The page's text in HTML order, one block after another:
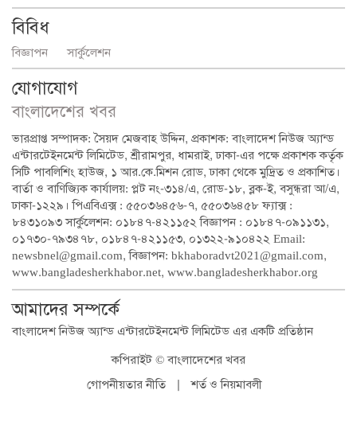
বিবিধ
বিজ্ঞাপন সার্কুলেশন
যোগাযোগ
বাংলাদেশের খবর
ভারপ্রাপ্ত সম্পাদক: সৈয়দ মেজবাহ উদ্দিন, প্রকাশক: বাংলাদেশ নিউজ অ্যান্ড
এন্টারটেইনমেন্ট লিমিটেড, শ্রীরামপুর, ধামরাই, ঢাকা-এর পক্ষে প্রকাশক কর্তৃক
সিটি পাবলিশিং হাউজ, ১ আর.কে.মিশন রোড, ঢাকা থেকে মুদ্রিত ও প্রকাশিত।
বার্তা ও বাণিজ্যিক কার্যালয়: প্লট নং-৩১৪/এ, রোড-১৮, ব্লক-ই, বসুন্ধরা আ/এ,
ঢাকা-১২২৯। পিএবিএক্স : ৫৫০৩৬৪৫৬-৭, ৫৫০৩৬৪৫৮ ফ্যাক্স :
৮৪৩১০৯৩ সার্কুলেশন: ০১৮৪৭-৪২১১৫২ বিজ্ঞাপন : ০১৮৪৭-০৯১১৩১,
০১৭৩০-৭৯৩৪৭৮, ০১৮৪৭-৪২১১৫৩, ০১৩২২-৯১০৪২২ Email:
newsbnel@gmail.com, বিজ্ঞাপন: bkhaboradvt2021@gmail.com,
www.bangladesherkhabor.net, www.bangladesherkhabor.org
আমাদের সম্পর্কে
বাংলাদেশ নিউজ অ্যান্ড এন্টারটেইনমেন্ট লিমিটেড এর একটি প্রতিষ্ঠান
কপিরাইট © বাংলাদেশের খবর
গোপনীয়তার নীতি
| শর্ত ও নিয়মাবলী